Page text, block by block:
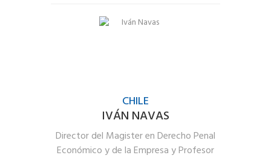
CHILE
IVÁN NAVAS
Director del Magister en Derecho Penal
Económico y de la Empresa y Profesor